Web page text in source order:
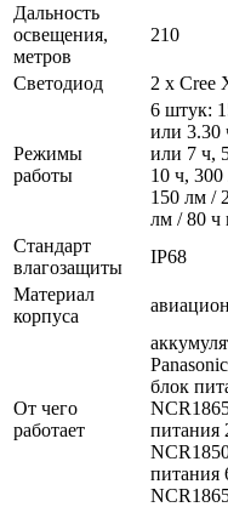
Дальность
освещения,
метров
210
Светодиод 2 x Cree
Режимы
работы
6 штук:
или 3.30
или 7 ч,
10 ч,
150 лм /
лм / 80 ч
Стандарт
влагозащиты
IP68
Материал
корпуса
От чего
работает
блок
питания
питания